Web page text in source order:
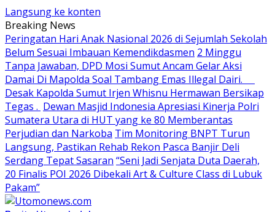
Langsung ke konten
Breaking News
Peringatan Hari Anak Nasional 2026 di Sejumlah Sekolah
Belum Sesuai Imbauan Kemendikdasmen 2 Minggu
Tanpa Jawaban, DPD Mosi Sumut Ancam Gelar Aksi
Damai Di Mapolda Soal Tambang Emas Illegal Dairi.
Desak Kapolda Sumut Irjen Whisnu Hermawan Bersikap
Tegas . Dewan Masjid Indonesia Apresiasi Kinerja Polri
Sumatera Utara di HUT yang ke 80 Memberantas
Perjudian dan Narkoba Tim Monitoring BNPT Turun
Langsung, Pastikan Rehab Rekon Pasca Banjir Deli
Serdang Tepat Sasaran “Seni Jadi Senjata Duta Daerah,
20 Finalis POI 2026 Dibekali Art & Culture Class di Lubuk
Pakam”